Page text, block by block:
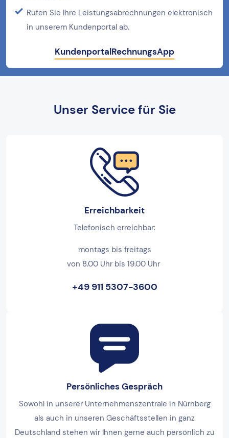
Rufen Sie Ihre Leistungsabrechnungen elektronisch
in unserem Kundenportal ab.
KundenportalRechnungsApp
Unser Service für Sie
Erreichbarkeit
Telefonisch erreichbar:
montags bis freitags
von 8.00 Uhr bis 19.00 Uhr
+49 911 5307-3600
Persönliches Gespräch
Sowohl in unserer Unternehmenszentrale in Nürnberg
als auch in unseren Geschäftsstellen in ganz
Deutschland stehen wir Ihnen gerne auch persönlich zu